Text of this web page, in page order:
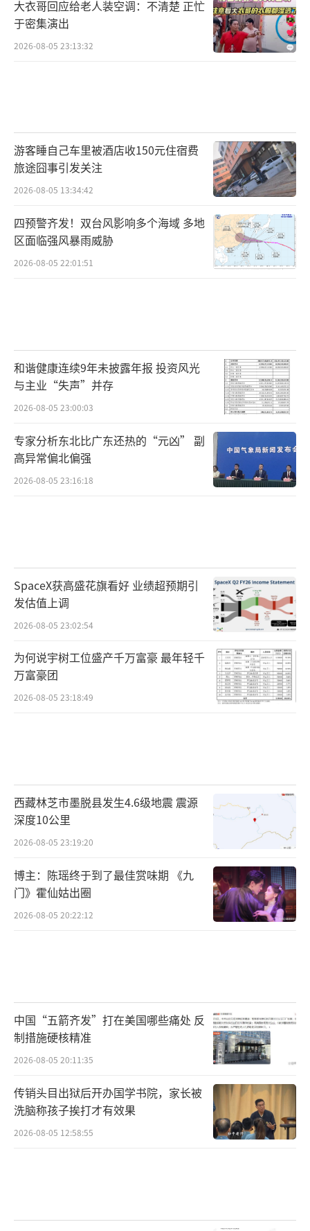
大衣哥回应给老人装空调：不清楚 正忙
于密集演出
2026-08-05 23:13:32
游客睡自己车里被酒店收150元住宿费
旅途囧事引发关注
2026-08-05 13:34:42
四预警齐发！双台风影响多个海域 多地
区面临强风暴雨威胁
2026-08-05 22:01:51
和谐健康连续9年未披露年报 投资风光
与主业“失声”并存
2026-08-05 23:00:03
专家分析东北比广东还热的“元凶” 副
高异常偏北偏强
2026-08-05 23:16:18
SpaceX获高盛花旗看好 业绩超预期引
发估值上调
2026-08-05 23:02:54
为何说宇树工位盛产千万富豪 最年轻千
万富豪团
2026-08-05 23:18:49
西藏林芝市墨脱县发生4.6级地震 震源
深度10公里
2026-08-05 23:19:20
博主：陈瑶终于到了最佳赏味期 《九
门》霍仙姑出圈
2026-08-05 20:22:12
中国“五箭齐发”打在美国哪些痛处 反
制措施硬核精准
2026-08-05 20:11:35
传销头目出狱后开办国学书院，家长被
洗脑称孩子挨打才有效果
2026-08-05 12:58:55